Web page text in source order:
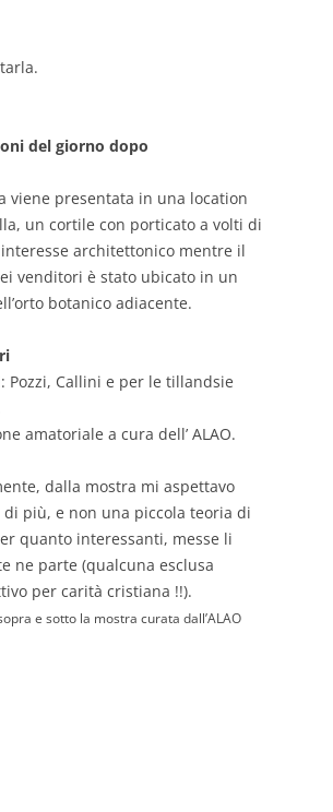
del giorno dopo
viene presentata in una location
un cortile con porticato a volti di
architettonico mentre il
venditori è stato ubicato in un
botanico adiacente.
Pozzi, Callini e per le tillandsie
amatoriale a cura dell’ ALAO.
dalla mostra mi aspettavo
di più, e non una piccola teoria di
quanto interessanti, messe li
ne parte (qualcuna esclusa
per carità cristiana !!).
e sotto la mostra curata dall’ALAO